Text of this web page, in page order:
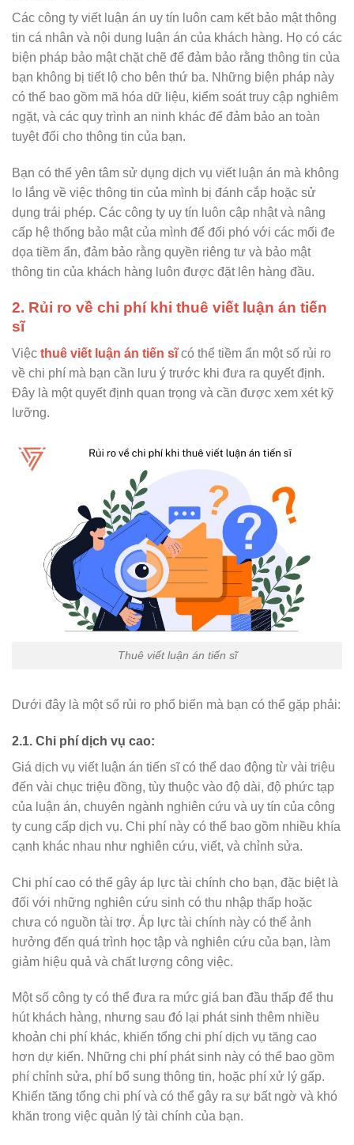
Các công ty viết luận án uy tín luôn cam kết bảo mật thông
tin cá nhân và nội dung luận án của khách hàng. Họ có các
biện pháp bảo mật chặt chẽ để đảm bảo rằng thông tin của
bạn không bị tiết lộ cho bên thứ ba. Những biện pháp này
có thể bao gồm mã hóa dữ liệu, kiểm soát truy cập nghiêm
ngặt, và các quy trình an ninh khác để đảm bảo an toàn
tuyệt đối cho thông tin của bạn.
Bạn có thể yên tâm sử dụng dịch vụ viết luận án mà không
lo lắng về việc thông tin của mình bị đánh cắp hoặc sử
dụng trái phép. Các công ty uy tín luôn cập nhật và nâng
cấp hệ thống bảo mật của mình để đối phó với các mối đe
dọa tiềm ẩn, đảm bảo rằng quyền riêng tư và bảo mật
thông tin của khách hàng luôn được đặt lên hàng đầu.
2. Rủi ro về chi phí khi thuê viết luận án tiến
sĩ
Việc thuê viết luận án tiến sĩ có thể tiềm ẩn một số rủi ro
về chi phí mà bạn cần lưu ý trước khi đưa ra quyết định.
Đây là một quyết định quan trọng và cần được xem xét kỹ
lưỡng.
Thuê viết luận án tiến sĩ
Dưới đây là một số rủi ro phổ biến mà bạn có thể gặp phải:
2.1. Chi phí dịch vụ cao:
Giá dịch vụ viết luận án tiến sĩ có thể dao động từ vài triệu
đến vài chục triệu đồng, tùy thuộc vào độ dài, độ phức tạp
của luận án, chuyên ngành nghiên cứu và uy tín của công
ty cung cấp dịch vụ. Chi phí này có thể bao gồm nhiều khía
cạnh khác nhau như nghiên cứu, viết, và chỉnh sửa.
Chi phí cao có thể gây áp lực tài chính cho bạn, đặc biệt là
đối với những nghiên cứu sinh có thu nhập thấp hoặc
chưa có nguồn tài trợ. Áp lực tài chính này có thể ảnh
hưởng đến quá trình học tập và nghiên cứu của bạn, làm
giảm hiệu quả và chất lượng công việc.
Một số công ty có thể đưa ra mức giá ban đầu thấp để thu
hút khách hàng, nhưng sau đó lại phát sinh thêm nhiều
khoản chi phí khác, khiến tổng chi phí dịch vụ tăng cao
hơn dự kiến. Những chi phí phát sinh này có thể bao gồm
phí chỉnh sửa, phí bổ sung thông tin, hoặc phí xử lý gấp.
Khiến tăng tổng chi phí và có thể gây ra sự bất ngờ và khó
khăn trong việc quản lý tài chính của bạn.